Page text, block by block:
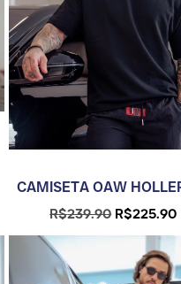
CAMISETA OAW
R$239.90 R$225.90